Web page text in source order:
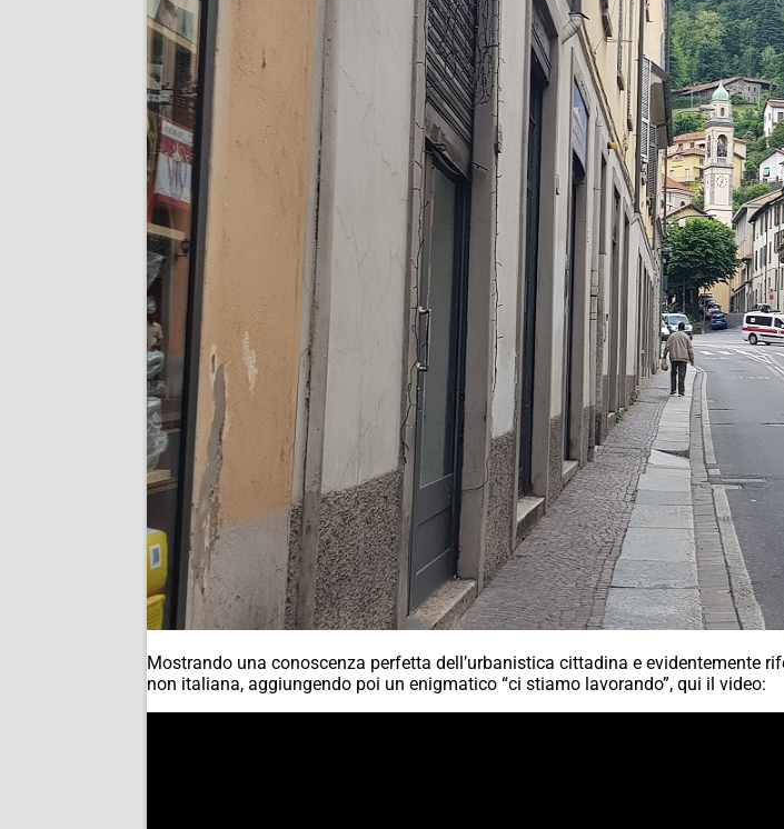
Mostrando una conoscenza perfetta dell’urbanistica cittadina e evidentemente
non italiana, aggiungendo poi un enigmatico “ci stiamo lavorando”, qui il video: